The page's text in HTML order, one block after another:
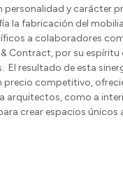
personalidad y carácter
la fabricación del
a colaboradores
Contract, por su espíritu
El resultado de esta
precio competitivo,
arquitectos, como a
crear espacios únicos